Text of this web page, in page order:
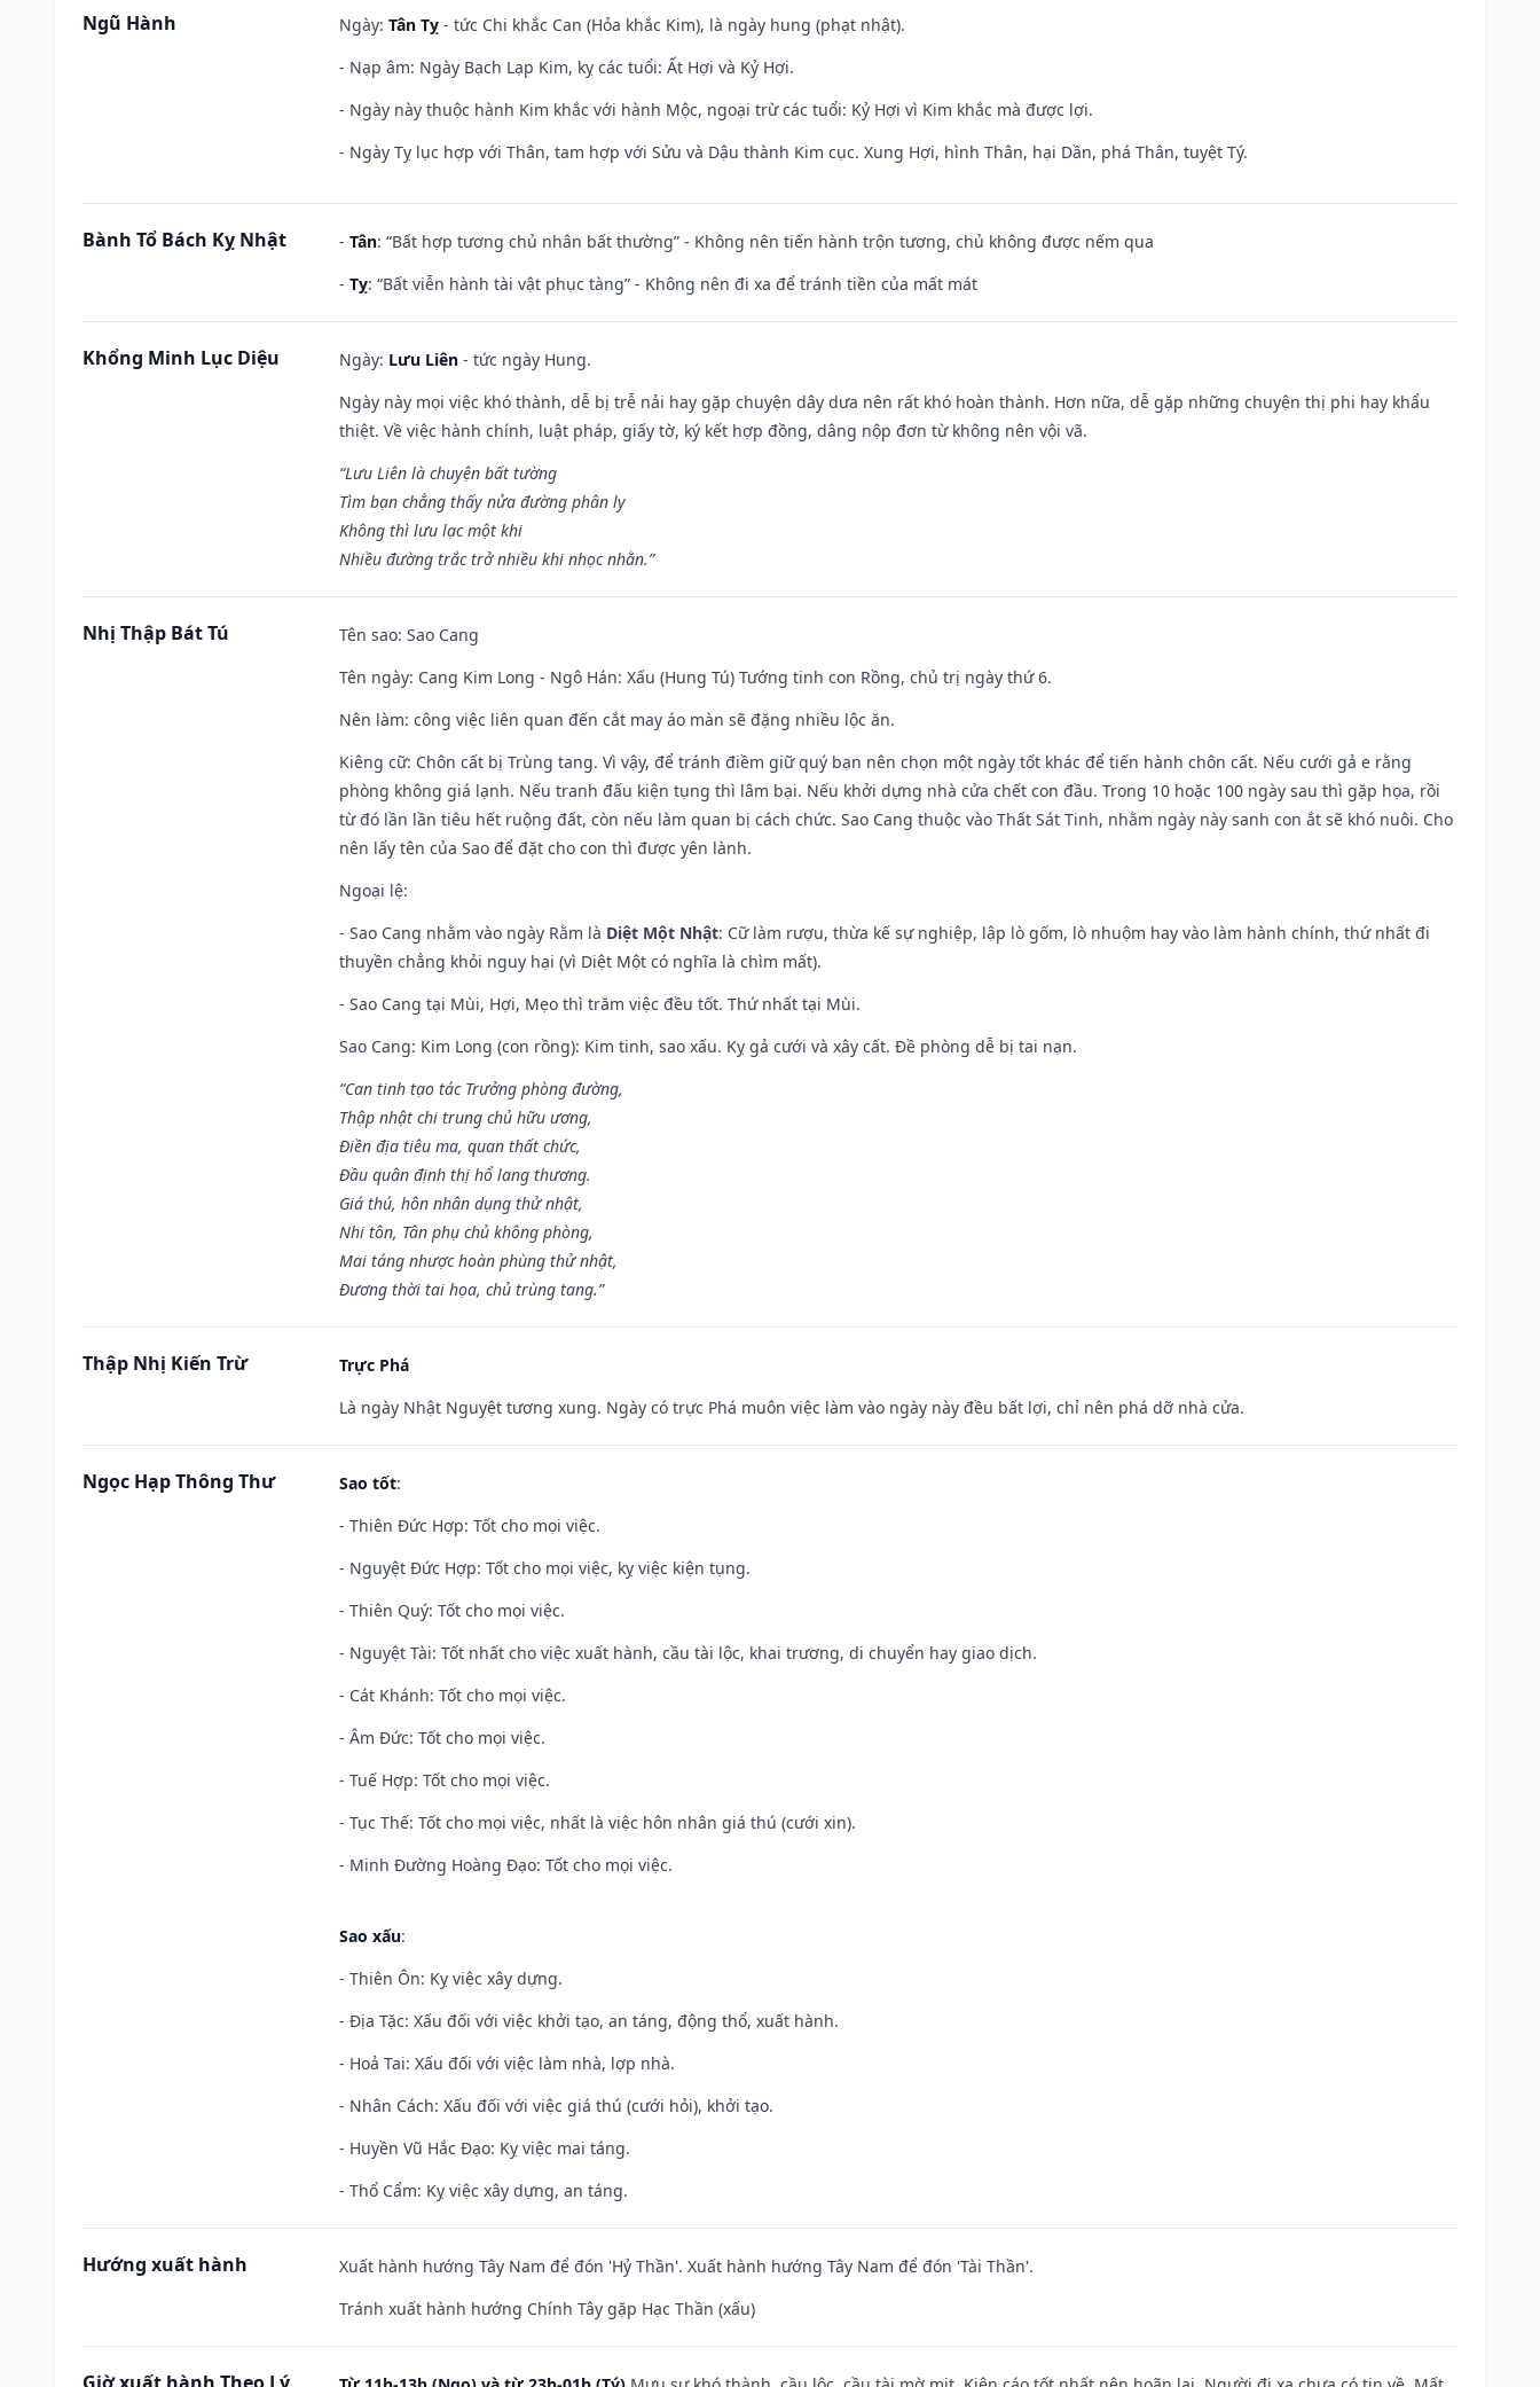
Ngũ Hành Ngày: Tân Tỵ - tức Chi khắc Can (Hỏa khắc Kim), là ngày hung (phạt nhật).
- Nạp âm: Ngày Bạch Lạp Kim, kỵ các tuổi: Ất Hợi và Kỷ Hợi.
- Ngày này thuộc hành Kim khắc với hành Mộc, ngoại trừ các tuổi: Kỷ Hợi vì Kim khắc mà được lợi.
- Ngày Tỵ lục hợp với Thân, tam hợp với Sửu và Dậu thành Kim cục. Xung Hợi, hình Thân, hại Dần, phá Thân, tuyệt Tý.
Bành Tổ Bách Kỵ Nhật - Tân: “Bất hợp tương chủ nhân bất thường” - Không nên tiến hành trộn tương, chủ không được nếm qua
- Tỵ: “Bất viễn hành tài vật phục tàng” - Không nên đi xa để tránh tiền của mất mát
Khổng Minh Lục Diệu Ngày: Lưu Liên - tức ngày Hung.
Ngày này mọi việc khó thành, dễ bị trễ nải hay gặp chuyện dây dưa nên rất khó hoàn thành. Hơn nữa, dễ gặp những chuyện thị phi hay khẩu
thiệt. Về việc hành chính, luật pháp, giấy tờ, ký kết hợp đồng, dâng nộp đơn từ không nên vội vã.
“Lưu Liên là chuyện bất tường
Tìm bạn chẳng thấy nửa đường phân ly
Không thì lưu lạc một khi
Nhiều đường trắc trở nhiều khi nhọc nhằn.”
Nhị Thập Bát Tú Tên sao: Sao Cang
Tên ngày: Cang Kim Long - Ngô Hán: Xấu (Hung Tú) Tướng tinh con Rồng, chủ trị ngày thứ 6.
Nên làm: công việc liên quan đến cắt may áo màn sẽ đặng nhiều lộc ăn.
Kiêng cữ: Chôn cất bị Trùng tang. Vì vậy, để tránh điềm giữ quý bạn nên chọn một ngày tốt khác để tiến hành chôn cất. Nếu cưới gả e rằng
phòng không giá lạnh. Nếu tranh đấu kiện tụng thì lâm bại. Nếu khởi dựng nhà cửa chết con đầu. Trong 10 hoặc 100 ngày sau thì gặp họa, rồi
từ đó lần lần tiêu hết ruộng đất, còn nếu làm quan bị cách chức. Sao Cang thuộc vào Thất Sát Tinh, nhằm ngày này sanh con ắt sẽ khó nuôi. Cho
nên lấy tên của Sao để đặt cho con thì được yên lành.
Ngoại lệ:
- Sao Cang nhằm vào ngày Rằm là Diệt Một Nhật: Cữ làm rượu, thừa kế sự nghiệp, lập lò gốm, lò nhuộm hay vào làm hành chính, thứ nhất đi
thuyền chẳng khỏi nguy hại (vì Diệt Một có nghĩa là chìm mất).
- Sao Cang tại Mùi, Hợi, Mẹo thì trăm việc đều tốt. Thứ nhất tại Mùi.
Sao Cang: Kim Long (con rồng): Kim tinh, sao xấu. Kỵ gả cưới và xây cất. Đề phòng dễ bị tai nạn.
“Can tinh tạo tác Trưởng phòng đường,
Thập nhật chi trung chủ hữu ương,
Điền địa tiêu ma, quan thất chức,
Đầu quân định thị hổ lang thương.
Giá thú, hôn nhân dụng thử nhật,
Nhi tôn, Tân phụ chủ không phòng,
Mai táng nhược hoàn phùng thử nhật,
Đương thời tai họa, chủ trùng tang.”
Thập Nhị Kiến Trừ
Trực Phá
Là ngày Nhật Nguyệt tương xung. Ngày có trực Phá muôn việc làm vào ngày này đều bất lợi, chỉ nên phá dỡ nhà cửa.
Ngọc Hạp Thông Thư Sao tốt:
- Thiên Đức Hợp: Tốt cho mọi việc.
- Nguyệt Đức Hợp: Tốt cho mọi việc, kỵ việc kiện tụng.
- Thiên Quý: Tốt cho mọi việc.
- Nguyệt Tài: Tốt nhất cho việc xuất hành, cầu tài lộc, khai trương, di chuyển hay giao dịch.
- Cát Khánh: Tốt cho mọi việc.
- Âm Đức: Tốt cho mọi việc.
- Tuế Hợp: Tốt cho mọi việc.
- Tục Thế: Tốt cho mọi việc, nhất là việc hôn nhân giá thú (cưới xin).
- Minh Đường Hoàng Đạo: Tốt cho mọi việc.
Sao xấu:
- Thiên Ôn: Kỵ việc xây dựng.
- Địa Tặc: Xấu đối với việc khởi tạo, an táng, động thổ, xuất hành.
- Hoả Tai: Xấu đối với việc làm nhà, lợp nhà.
- Nhân Cách: Xấu đối với việc giá thú (cưới hỏi), khởi tạo.
- Huyền Vũ Hắc Đạo: Kỵ việc mai táng.
- Thổ Cẩm: Kỵ việc xây dựng, an táng.
Hướng xuất hành
Xuất hành hướng Tây Nam để đón 'Hỷ Thần'. Xuất hành hướng Tây Nam để đón 'Tài Thần'.
Tránh xuất hành hướng Chính Tây gặp Hạc Thần (xấu)